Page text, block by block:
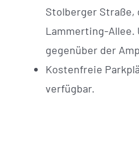
Stolberger Straße,
Lammerting-Allee.
gegenüber der
Kostenfreie
verfügbar.